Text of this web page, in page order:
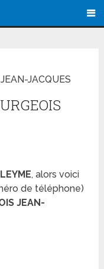
JACQUES
, alors voici
de téléphone)
JEAN-